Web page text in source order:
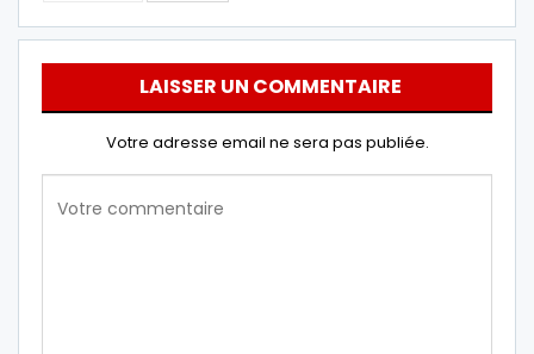
LAISSER UN COMMENTAIRE
Votre adresse email ne sera pas publiée.